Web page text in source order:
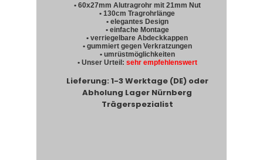
• 60x27mm Alutragrohr mit 21mm Nut
• 130cm Tragrohrlänge
• elegantes Design
• einfache Montage
• verriegelbare Abdeckkappen
• gummiert gegen Verkratzungen
• umrüstmöglichkeiten
• Unser Urteil: sehr empfehlenswert
Lieferung: 1-3 Werktage (DE) oder
Abholung Lager Nürnberg
Trägerspezialist